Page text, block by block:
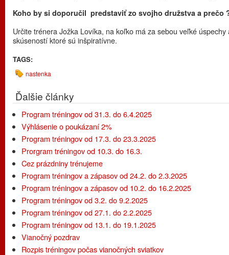
Koho by si doporučil predstaviť zo svojho družstva a prečo
Určite trénera Jožka Lovíka, na koľko má za sebou veľké úspechy
skúseností ktoré sú inšpiratívne.
TAGS:
nastenka
Ďalšie články
Program tréningov od 31.3. do 6.4.2025
Výhlásenie o poukázaní 2%
Program tréningov od 17.3. do 23.3.2025
Prorgram tréningov od 10.3. do 16.3.
Cez prázdniny trénujeme
Program tréningov a zápasov od 24.2. do 2.3.2025
Program tréningov a zápasov od 10.2. do 16.2.2025
Program tréningov od 3.2. do 9.2.2025
Program tréningov od 27.1. do 2.2.2025
Program tréningov od 13.1. do 19.1.2025
Vianočný pozdrav
Rozpis tréningov počas vianočných sviatkov